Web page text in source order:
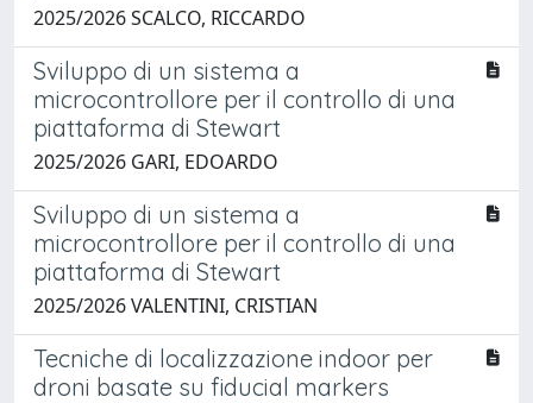
2025/2026 SCALCO, RICCARDO
Sviluppo di un sistema a
microcontrollore per il controllo di una
piattaforma di Stewart
2025/2026 GARI, EDOARDO
Sviluppo di un sistema a
microcontrollore per il controllo di una
piattaforma di Stewart
2025/2026 VALENTINI, CRISTIAN
Tecniche di localizzazione indoor per
droni basate su fiducial markers